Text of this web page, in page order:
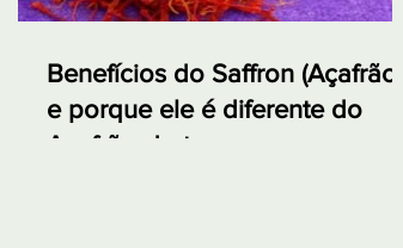
Benefícios do Saffron (Açafrão)
e porque ele é diferente do
Açafrão-da-terra